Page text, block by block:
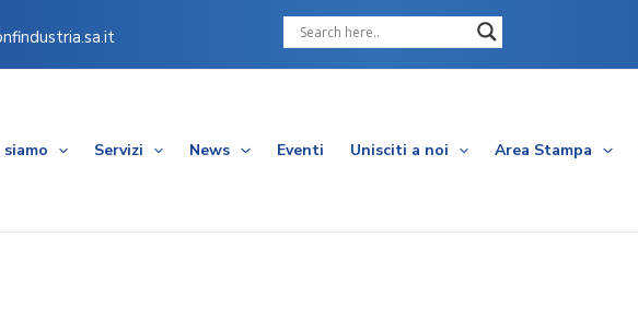
siamo Servizi News Eventi Unisciti a noi Area Stampa